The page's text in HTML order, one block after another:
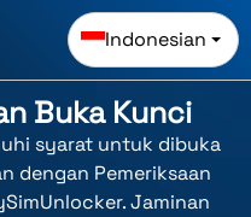
Indonesian
Buka Kunci
syarat untuk dibuka
dengan Pemeriksaan
Jaminan